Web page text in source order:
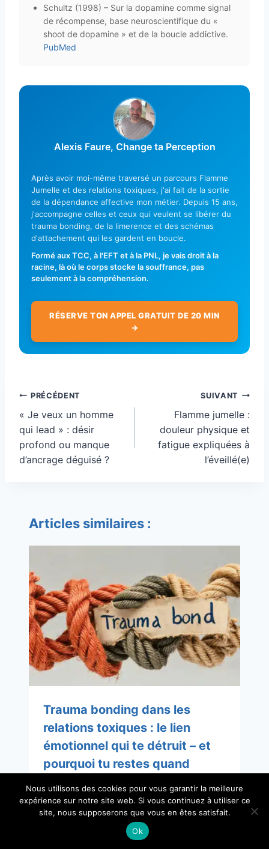
Schultz (1998) – Sur la dopamine comme signal
de récompense, base neuroscientifique du «
shoot de dopamine » et de la boucle addictive.
PubMed
Alexis Faure, Change ta Perception
Après avoir moi-même traversé un parcours Flamme
Jumelle et des relations toxiques, j'ai fait de la sortie
de la dépendance affective mon métier. Depuis 15 ans,
j'accompagne celles et ceux qui veulent se libérer du
trauma bonding, de la limerence et des schémas
d'attachement qui les gardent en boucle.
Formé aux TCC, à l'EFT et à la PNL, je vais droit à la
racine, là où le corps stocke la souffrance, pas
seulement à la compréhension.
RÉSERVE TON APPEL GRATUIT DE 20 MIN
→
Navigation
de
l’article
PRÉCÉDENT
« Je veux un homme
qui lead » : désir
profond ou manque
d’ancrage déguisé ?
SUIVANT
Flamme jumelle :
douleur physique et
fatigue expliquées à
l’éveillé(e)
Articles similaires :
Trauma bonding dans les
relations toxiques : le lien
émotionnel qui te détruit – et
pourquoi tu restes quand
même
Nous utilisons des cookies pour vous garantir la meilleure
expérience sur notre site web. Si vous continuez à utiliser ce
site, nous supposerons que vous en êtes satisfait.
Ok